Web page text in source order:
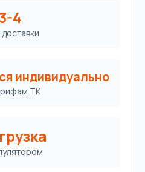
4
индивидуально
ТК